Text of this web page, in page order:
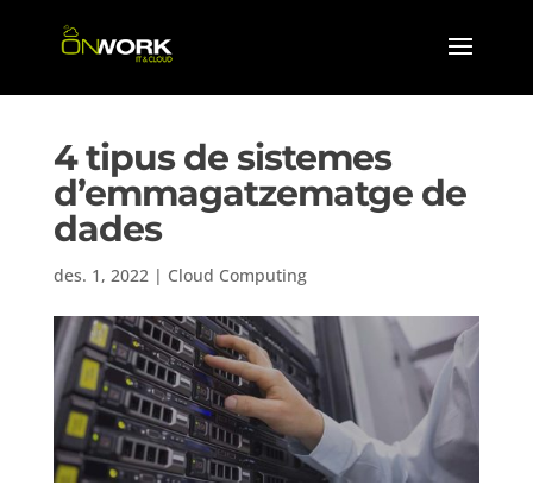
4 tipus de sistemes
d’emmagatzematge de
dades
des. 1, 2022| Cloud Computing